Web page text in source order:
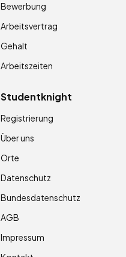
Bewerbung
Arbeitsvertrag
Gehalt
Arbeitszeiten
Studentknight
Registrierung
Über uns
Orte
Datenschutz
Bundesdatenschutz
AGB
Impressum